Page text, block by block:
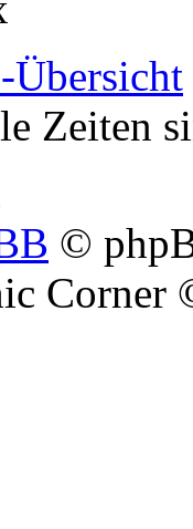
Übersicht
Zeiten
©
Corner